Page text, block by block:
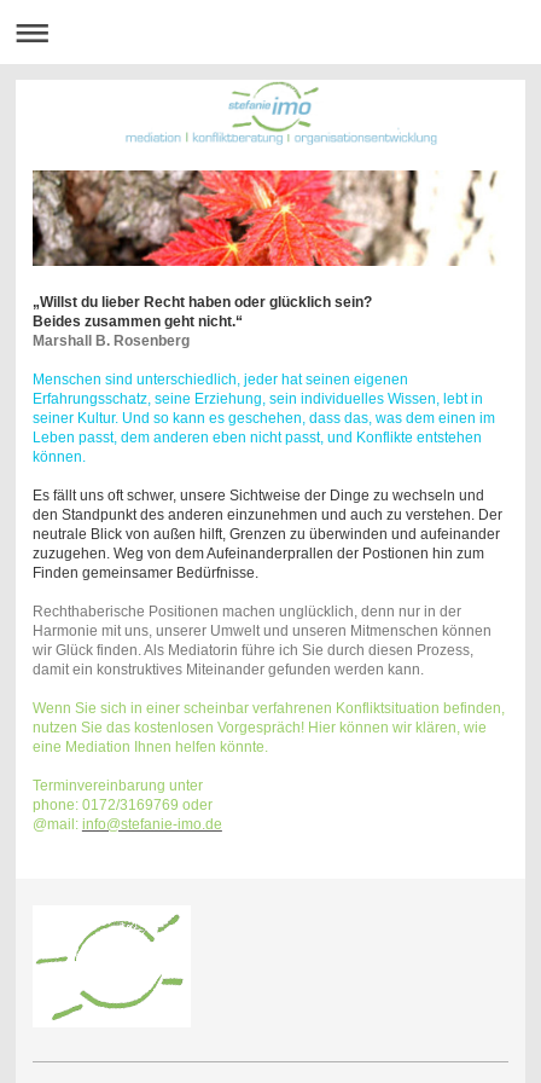
„Willst du lieber Recht haben oder glücklich sein?
Beides zusammen geht nicht.“
Marshall B. Rosenberg
Menschen sind unterschiedlich, jeder hat seinen eigenen
Erfahrungsschatz, seine Erziehung, sein individuelles Wissen, lebt in
seiner Kultur. Und so kann es geschehen, dass das, was dem einen im
Leben passt, dem anderen eben nicht passt, und Konflikte entstehen
können.
Es fällt uns oft schwer, unsere Sichtweise der Dinge zu wechseln und
den Standpunkt des anderen einzunehmen und auch zu verstehen. Der
neutrale Blick von außen hilft, Grenzen zu überwinden und aufeinander
zuzugehen. Weg von dem Aufeinanderprallen der Postionen hin zum
Finden gemeinsamer Bedürfnisse.
Rechthaberische Positionen machen unglücklich, denn nur in der
Harmonie mit uns, unserer Umwelt und unseren Mitmenschen können
wir Glück finden. Als Mediatorin führe ich Sie durch diesen Prozess,
damit ein konstruktives Miteinander gefunden werden kann.
Wenn Sie sich in einer scheinbar verfahrenen Konfliktsituation befinden,
nutzen Sie das kostenlosen Vorgespräch! Hier können wir klären, wie
eine Mediation Ihnen helfen könnte.
Terminvereinbarung unter
phone: 0172/3169769 oder
@mail: info@stefanie-imo.de